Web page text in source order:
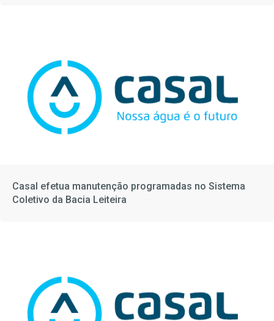
Casal efetua manutenção programadas no Sistema
Coletivo da Bacia Leiteira